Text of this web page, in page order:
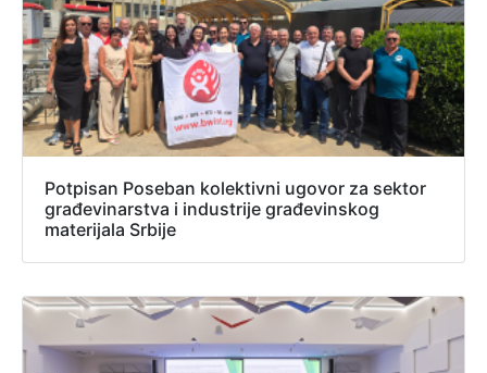
Potpisan Poseban kolektivni ugovor za sektor
građevinarstva i industrije građevinskog
materijala Srbije